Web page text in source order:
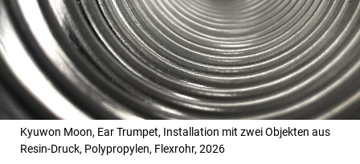
Kyuwon Moon, Ear Trumpet, Installation mit zwei Objekten aus
Resin-Druck, Polypropylen, Flexrohr, 2026